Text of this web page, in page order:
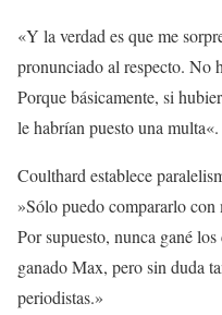
«Y la verdad es que me
pronunciado al respecto. No
Porque básicamente, si
le habrían puesto una multa«.
Coulthard establece
»Sólo puedo compararlo
Por supuesto, nunca gané
ganado Max, pero sin duda
periodistas.»